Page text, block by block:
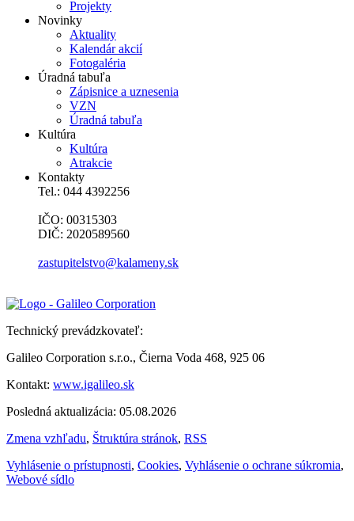
Projekty
Novinky
Aktuality
Kalendár akcií
Fotogaléria
Úradná tabuľa
Zápisnice a uznesenia
VZN
Úradná tabuľa
Kultúra
Kultúra
Atrakcie
Kontakty
Tel.: 044 4392256
IČO: 00315303
DIČ: 2020589560
zastupitelstvo@kalameny.sk
Technický prevádzkovateľ:
Galileo Corporation s.r.o., Čierna Voda 468, 925 06
Kontakt: www.igalileo.sk
Posledná aktualizácia: 05.08.2026
Zmena vzhľadu, Štruktúra stránok, RSS
Vyhlásenie o prístupnosti, Cookies, Vyhlásenie o ochrane súkromia,
Webové sídlo